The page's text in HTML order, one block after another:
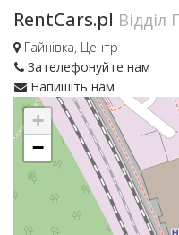
RentCars.pl Відділ
Гайнівка, Центр
Зателефонуйте нам
Напишіть нам
+
−